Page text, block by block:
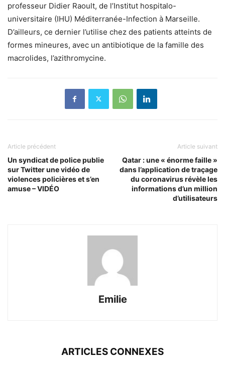
professeur Didier Raoult, de l’Institut hospitalo-
universitaire (IHU) Méditerranée-Infection à Marseille.
D’ailleurs, ce dernier l’utilise chez des patients atteints de
formes mineures, avec un antibiotique de la famille des
macrolides, l’azithromycine.
Article précédent
Un syndicat de police publie
sur Twitter une vidéo de
violences policières et s’en
amuse – VIDÉO
Article suivant
Qatar : une « énorme faille »
dans l’application de traçage
du coronavirus révèle les
informations d’un million
d’utilisateurs
Emilie
ARTICLES CONNEXES